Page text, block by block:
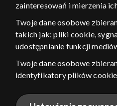
w
zainteresowań i mierzenia
Twoje dane osobowe
takich jak: pliki cookie,
udostępnianie funkcji
Twoje dane osobowe
identyfikatory plików
wyboru